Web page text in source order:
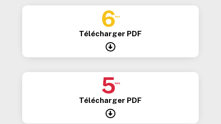
Télécharger PDF

Télécharger PDF
